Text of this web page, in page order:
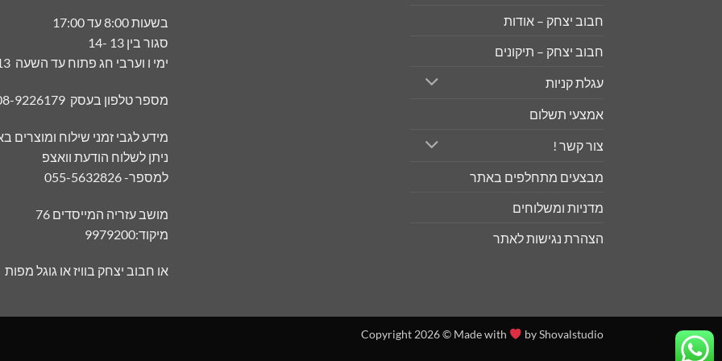
חבוב יצחק – אודות
חבוב יצחק – תיקונים
עגלת קניות
אמצעי תשלום
צור קשר !
מבצעים מתחלפים באתר
מדניות ומשלוחים
הצהרת נגישות לאתר
בשעות 8:00 עד 17:00
סגור בין 13 -14
ימי ו וערבי חג פתוח עד השעה 13
מספר טלפון בעסק 08-9226179
מידע לגבי זמני שילוח ומוצרים
ניתן לשלוח הודעת וואצפ
למספר- 055-5632826
מושב עזריה המייסדים 76
מיקוד:9979200
או חבוב יצחק בוויז או גוגל מפות
Copyright 2026 © Made with by Shovalstudio